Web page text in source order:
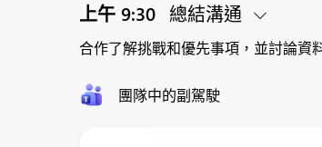
上午 9:30 總結溝通
合作了解挑戰和優先事項，並討論資
團隊中的副駕駛